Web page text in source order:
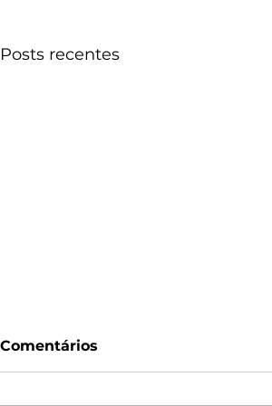
Posts recentes
Comentários